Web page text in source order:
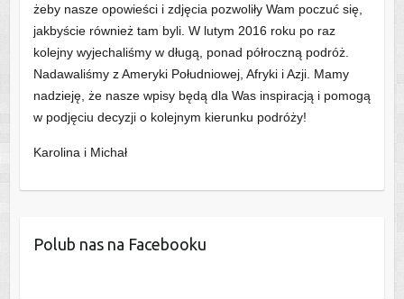
żeby nasze opowieści i zdjęcia pozwoliły Wam poczuć się,
jakbyście również tam byli. W lutym 2016 roku po raz
kolejny wyjechaliśmy w długą, ponad półroczną podróż.
Nadawaliśmy z Ameryki Południowej, Afryki i Azji. Mamy
nadzieję, że nasze wpisy będą dla Was inspiracją i pomogą
w podjęciu decyzji o kolejnym kierunku podróży!
Karolina i Michał
Polub nas na Facebooku